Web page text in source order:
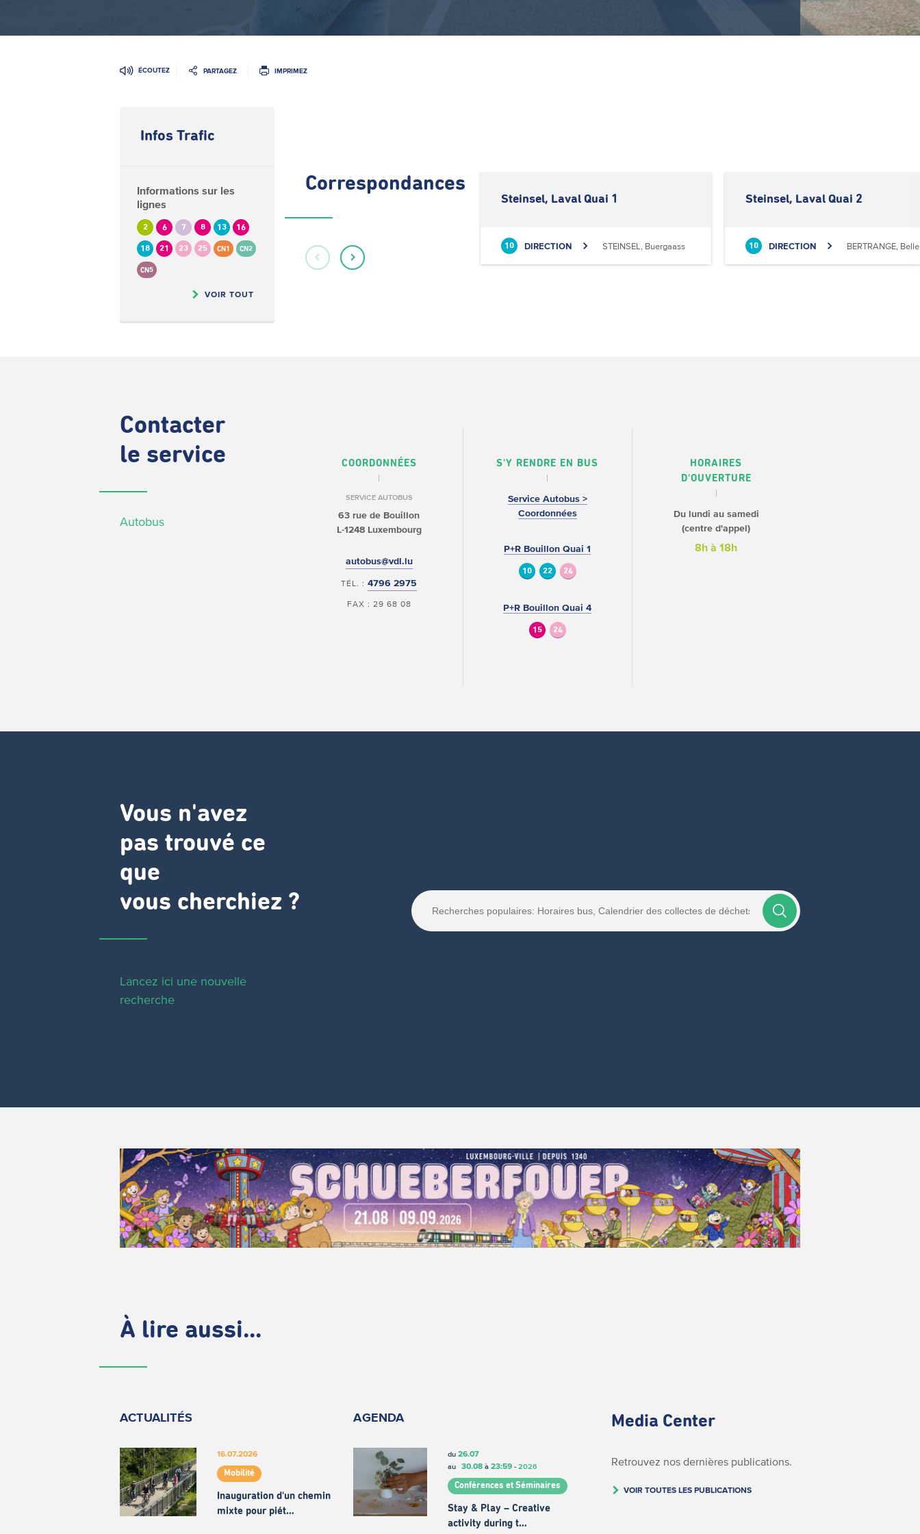
ÉCOUTEZ PARTAGEZ IMPRIMEZ
Infos Trafic
Informations sur les
lignes
2 6 7 8 13 16
18 21 23 25 CN1 CN2
CN5
VOIR TOUT
Correspondances
Steinsel, Laval Quai 1
10 DIRECTION STEINSEL, Buergaass
Steinsel, Laval Quai 2
10 DIRECTION BERTRANGE,
Contacter
le service
Autobus
COORDONNÉES
SERVICE AUTOBUS
63 rue de Bouillon
L-1248 Luxembourg
autobus@vdl.lu
TÉL. :4796 2975
FAX : 29 68 08
S'Y RENDRE EN BUS
Service Autobus >
Coordonnées
P+R Bouillon Quai 1
10 22 24
P+R Bouillon Quai 4
15 24
HORAIRES
D'OUVERTURE
Du lundi au samedi
(centre d'appel)
8h à 18h
Vous n'avez
pas trouvé ce
que
vous cherchiez ?
Lancez ici une nouvelle
recherche
À lire aussi...
ACTUALITÉS
16.07.2026
Mobilité
Inauguration d'un chemin
mixte pour piét…
AGENDA
du 26.07
au 30.08à 23:59- 2026
Conférences et Séminaires
Stay & Play – Creative
activity during t…
Media Center
Retrouvez nos dernières publications.
VOIR TOUTES LES PUBLICATIONS